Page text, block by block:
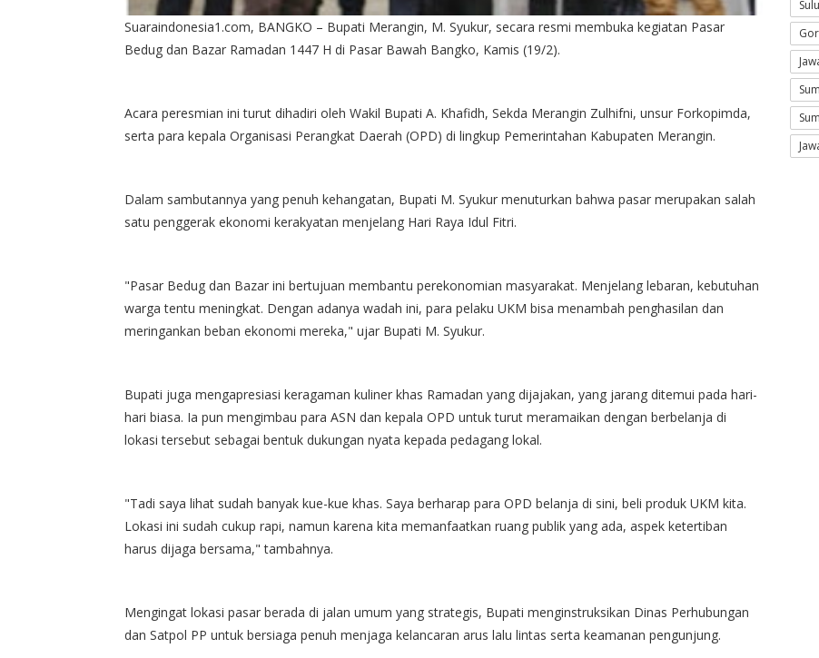
Suaraindonesia1.com, BANGKO – Bupati Merangin, M. Syukur, secara resmi membuka kegiatan Pasar
Bedug dan Bazar Ramadan 1447 H di Pasar Bawah Bangko, Kamis (19/2).
Acara peresmian ini turut dihadiri oleh Wakil Bupati A. Khafidh, Sekda Merangin Zulhifni, unsur Forkopimda,
serta para kepala Organisasi Perangkat Daerah (OPD) di lingkup Pemerintahan Kabupaten Merangin.
Dalam sambutannya yang penuh kehangatan, Bupati M. Syukur menuturkan bahwa pasar merupakan salah
satu penggerak ekonomi kerakyatan menjelang Hari Raya Idul Fitri.
"Pasar Bedug dan Bazar ini bertujuan membantu perekonomian masyarakat. Menjelang lebaran, kebutuhan
warga tentu meningkat. Dengan adanya wadah ini, para pelaku UKM bisa menambah penghasilan dan
meringankan beban ekonomi mereka," ujar Bupati M. Syukur.
Bupati juga mengapresiasi keragaman kuliner khas Ramadan yang dijajakan, yang jarang ditemui pada hari-
hari biasa. Ia pun mengimbau para ASN dan kepala OPD untuk turut meramaikan dengan berbelanja di
lokasi tersebut sebagai bentuk dukungan nyata kepada pedagang lokal.
"Tadi saya lihat sudah banyak kue-kue khas. Saya berharap para OPD belanja di sini, beli produk UKM kita.
Lokasi ini sudah cukup rapi, namun karena kita memanfaatkan ruang publik yang ada, aspek ketertiban
harus dijaga bersama," tambahnya.
Mengingat lokasi pasar berada di jalan umum yang strategis, Bupati menginstruksikan Dinas Perhubungan
dan Satpol PP untuk bersiaga penuh menjaga kelancaran arus lalu lintas serta keamanan pengunjung.